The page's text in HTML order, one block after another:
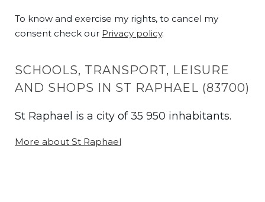
To know and exercise my rights, to cancel my
consent check our Privacy policy.
SCHOOLS, TRANSPORT, LEISURE
AND SHOPS IN ST RAPHAEL (83700)
St Raphael is a city of 35 950 inhabitants.
More about St Raphael